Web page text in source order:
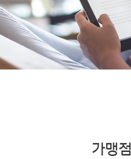
가맹점